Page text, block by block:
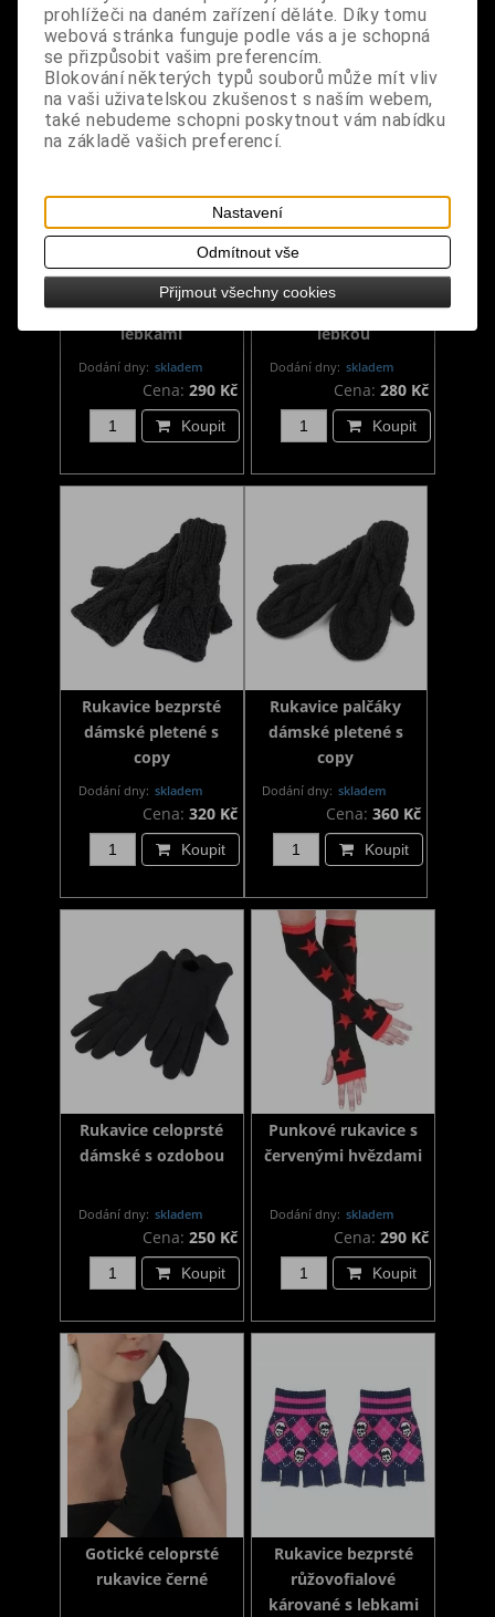
Gotické rukavice s
bílými proužky a
lebkami
Dodání dny: skladem
Cena: 290 Kč
Koupit
Rukavice bezprsté s
červenými pruhy a
lebkou
Dodání dny: skladem
Cena: 280 Kč
Koupit
Rukavice bezprsté
dámské pletené s
copy
Dodání dny: skladem
Cena: 320 Kč
Koupit
Rukavice palčáky
dámské pletené s
copy
Dodání dny: skladem
Cena:360 Kč
Koupit
Rukavice celoprsté
dámské s ozdobou
Dodání dny: skladem
Cena: 250 Kč
Koupit
Punkové rukavice s
červenými hvězdami
Dodání dny: skladem
Cena: 290 Kč
Koupit
Gotické celoprsté
rukavice černé
Rukavice bezprsté
růžovofialové
kárované s lebkami
prohlížeči na daném zařízení děláte. Díky tomu
webová stránka funguje podle vás a je schopná
se přizpůsobit vašim preferencím.
Blokování některých typů souborů může mít vliv
na vaši uživatelskou zkušenost s naším webem,
také nebudeme schopni poskytnout vám nabídku
na základě vašich preferencí.
Nastavení
Odmítnout vše
Přijmout všechny cookies